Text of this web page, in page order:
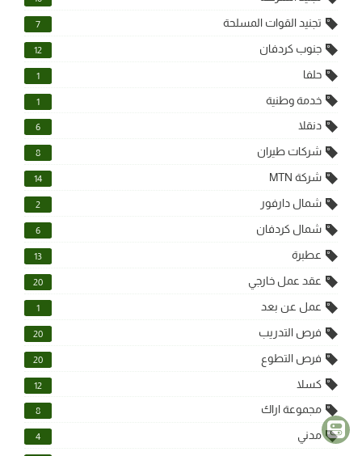
تجنيد القوات المسلحة 7
جنوب كردفان 12
حلفا 1
خدمة وطنية 1
دنقلا 6
شركات طيران 8
شركة MTN 14
شمال دارفور 2
شمال كردفان 6
عطبرة 13
عقد عمل خارجي 20
عمل عن بعد 1
فرص التدريب 20
فرص التطوع 20
كسلا 12
مجموعة اراك 8
مدني 4